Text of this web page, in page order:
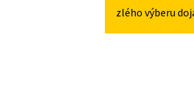
5X114,3
zlého výberu